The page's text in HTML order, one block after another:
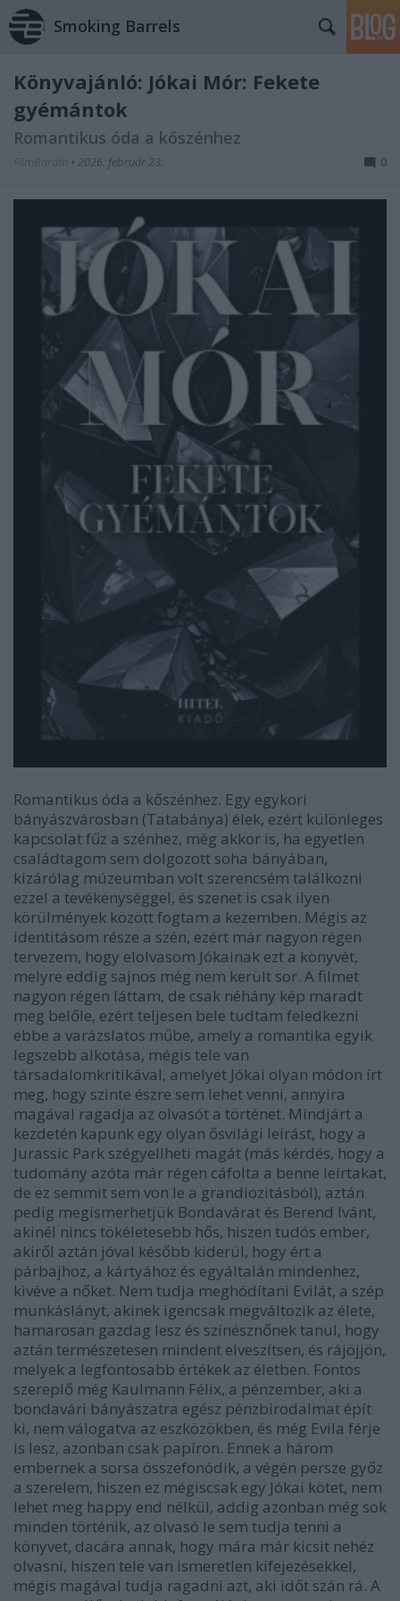
Smoking Barrels
Könyvajánló: Jókai Mór: Fekete
gyémántok
Romantikus óda a kőszénhez
• 2026. február 23. 0
Romantikus óda a kőszénhez. Egy egykori
bányászvárosban (Tatabánya) élek, ezért különleges
kapcsolat fűz a szénhez, még akkor is, ha egyetlen
családtagom sem dolgozott soha bányában,
kizárólag múzeumban volt szerencsém találkozni
ezzel a tevékenységgel, és szenet is csak ilyen
körülmények között fogtam a kezemben. Mégis az
identitásom része a szén, ezért már nagyon régen
tervezem, hogy elolvasom Jókainak ezt a könyvét,
melyre eddig sajnos még nem került sor. A filmet
nagyon régen láttam, de csak néhány kép maradt
meg belőle, ezért teljesen bele tudtam feledkezni
ebbe a varázslatos műbe, amely a romantika egyik
legszebb alkotása, mégis tele van
társadalomkritikával, amelyet Jókai olyan módon írt
meg, hogy szinte észre sem lehet venni, annyira
magával ragadja az olvasót a történet. Mindjárt a
kezdetén kapunk egy olyan ősvilági leírást, hogy a
Jurassic Park szégyellheti magát (más kérdés, hogy a
tudomány azóta már régen cáfolta a benne leírtakat,
de ez semmit sem von le a grandiozitásból), aztán
pedig megismerhetjük Bondavárat és Berend Ivánt,
akinél nincs tökéletesebb hős, hiszen tudós ember,
akiről aztán jóval később kiderül, hogy ért a
párbajhoz, a kártyához és egyáltalán mindenhez,
kivéve a nőket. Nem tudja meghódítani Evilát, a szép
munkáslányt, akinek igencsak megváltozik az élete,
hamarosan gazdag lesz és színésznőnek tanul, hogy
aztán természetesen mindent elveszítsen, és rájöjjön,
melyek a legfontosabb értékek az életben. Fontos
szereplő még Kaulmann Félix, a pénzember, aki a
bondavári bányászatra egész pénzbirodalmat épít
ki, nem válogatva az eszközökben, és még Evila férje
is lesz, azonban csak papíron. Ennek a három
embernek a sorsa összefonódik, a végén persze győz
a szerelem, hiszen ez mégiscsak egy Jókai kötet, nem
lehet meg happy end nélkül, addig azonban még sok
minden történik, az olvasó le sem tudja tenni a
könyvet, dacára annak, hogy mára már kicsit nehéz
olvasni, hiszen tele van ismeretlen kifejezésekkel,
mégis magával tudja ragadni azt, aki időt szán rá. A